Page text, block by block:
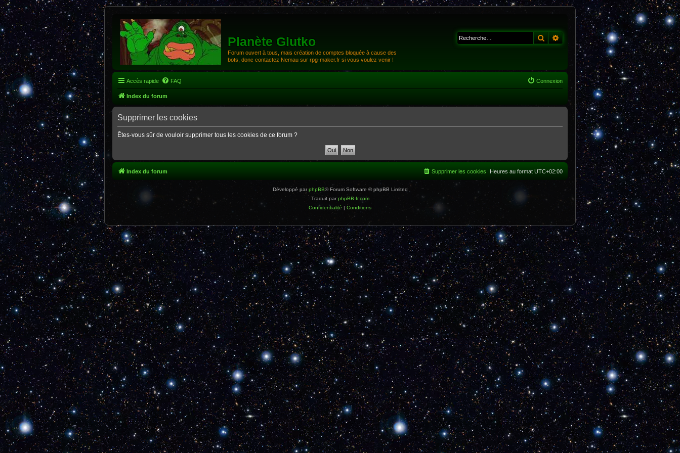
Planète Glutko
Forum ouvert à tous, mais création de comptes bloquée à cause des
bots, donc contactez Nemau sur rpg-maker.fr si vous voulez venir !
RechercherRecherche avancée
Accès rapide FAQ Connexion
Index du forum
Supprimer les cookies
Êtes-vous sûr de vouloir supprimer tous les cookies de ce forum ?
Index du forum Heures au format UTC+02:00
Supprimer les cookies
Développé parphpBB® Forum Software © phpBB Limited
Traduit parphpBB-fr.com
Confidentialité | Conditions